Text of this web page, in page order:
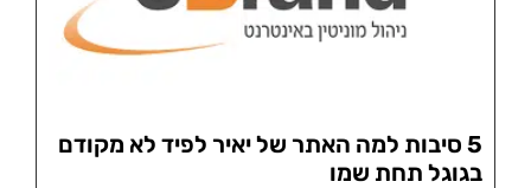
5 סיבות למה האתר של יאיר לפיד לא מקודם
בגוגל תחת שמו